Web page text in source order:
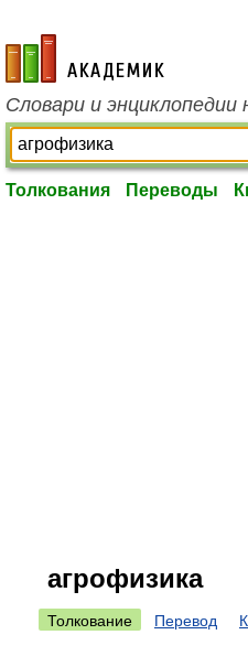
academic.ru
Словари и энциклопедии
Толкования Переводы
агрофизика
Толкование Перевод